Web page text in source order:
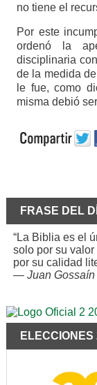
no tiene el
Por este
ordenó la
disciplinaria
de la medida
le fue, como
misma debió
FRASE DEL
“La Biblia es el
solo por su
por su calidad
— Juan Gossaín
ELECCIONES